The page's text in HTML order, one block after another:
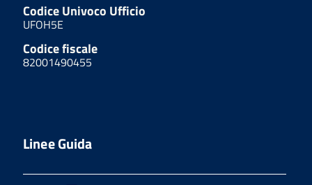
Codice Univoco Ufficio
UFOH5E
Codice fiscale
82001490455
Linee Guida